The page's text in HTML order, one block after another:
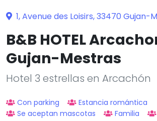
1, Avenue des Loisirs, 33470 Gujan-
B&B HOTEL
Gujan-Mestras
Hotel 3 estrellas en Arcachón
Con parking
Estancia romántica
Se aceptan mascotas
Familia